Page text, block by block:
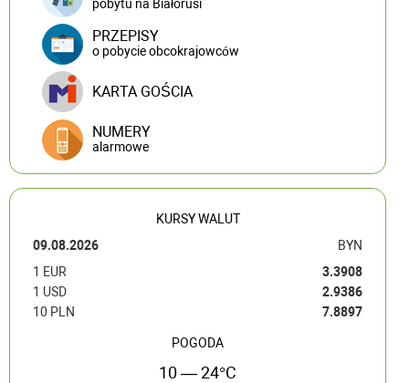
pobytu na Białorusi
PRZEPISY
o pobycie obcokrajowców
KARTA GOŚCIA
NUMERY
alarmowe
KURSY WALUT
09.08.2026
BYN
1 EUR
3.3908
1 USD
2.9386
10 PLN
7.8897
POGODA
10 — 24°C